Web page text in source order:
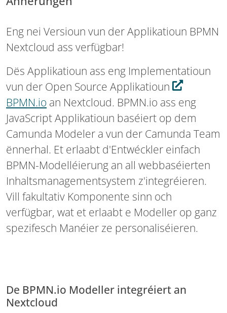
Eng nei Versioun vun der Applikatioun BPMN
Nextcloud ass verfügbar!
Dës Applikatioun ass eng Implementatioun
vun der Open Source Applikatioun
BPMN.io an Nextcloud. BPMN.io ass eng
JavaScript Applikatioun baséiert op dem
Camunda Modeler a vun der Camunda Team
ënnerhal. Et erlaabt d'Entwéckler einfach
BPMN-Modelléierung an all webbaséierten
Inhaltsmanagementsystem z'integréieren.
Vill fakultativ Komponente sinn och
verfügbar, wat et erlaabt e Modeller op ganz
spezifesch Manéier ze personaliséieren.
De BPMN.io Modeller integréiert an
Nextcloud